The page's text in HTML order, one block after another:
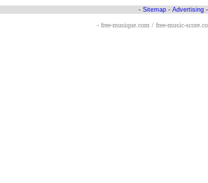
- Sitemap - Advertising
- free-musique.com / free-music-